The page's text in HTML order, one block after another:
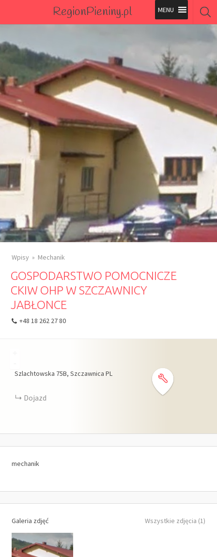
RegionPieniny.pl
Wszystkie Obiekty
Wszystkie Obiekty
Wpisy Mechanik
GOSPODARSTWO POMOCNICZE
CKIW OHP W SZCZAWNICY
JABŁONCE
+48 18 262 27 80
Szlachtowska 75B Szczawnica PL
Dojazd
mechanik
Galeria zdjęć Wszystkie zdjęcia (1)